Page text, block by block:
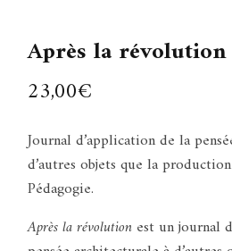
Après la
23,00€
Journal d’application de la
d’autres objets que la
Pédagogie.
Après la révolution est un journal